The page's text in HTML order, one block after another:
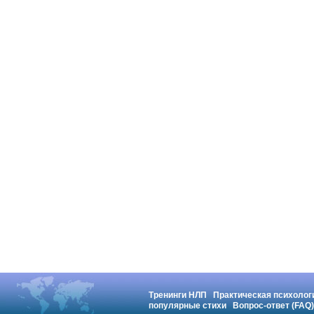
Тренинги НЛП
Практическая
популярные стихи
Вопрос-ответ (FAQ)